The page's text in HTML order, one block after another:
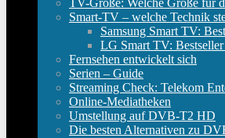
TV-Größe: Welche Größe für
Smart-TV – welche Technik
Samsung Smart TV:
LG Smart TV:
Fernsehen entwickelt sich
Serien – Guide
Streaming Check: Telekom
Online-Mediatheken
Umstellung auf DVB-T2 HD
Die besten Alternativen zu